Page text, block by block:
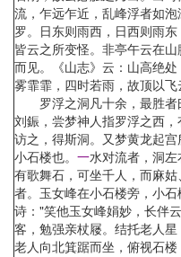
流，乍远乍近，乱峰浮者如
罗。日东则雨西，日西则雨
皆云之所变怪。非亭午云在
而见。《山志》云：山高绝
雾霏霏，四时若雨，故顶以飞
罗浮之洞凡十余，最胜者
刘鋠，尝梦神人指罗浮之西，
访之，得斯洞。又梦黄龙起
小石楼也。 一水对流者，洞
有歌舞石，可坐千人，而麻
者。玉女峰在小石楼旁，小石
诗："笑他玉女峰娟妙，长伴
客，勉强亲杖屦。结托老人
老人向北箕踞而坐，俯视石